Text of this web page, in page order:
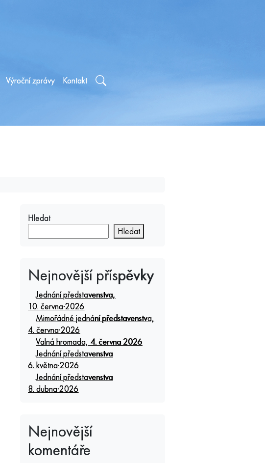
Výroční zprávy Kontakt
Hledat
Hledat
Nejnovější příspěvky
Jednání představenstva,
10. června⋅2026
Mimořádné jednání představenstva,
4. června⋅2026
Valná hromada, 4. června 2026
Jednání představenstva
6. května⋅2026
Jednání představenstva
8. dubna⋅2026
Nejnovější
komentáře